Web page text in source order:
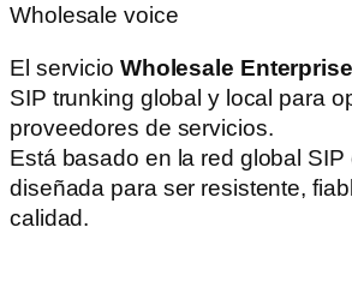
Wholesale voice
El servicio Wholesale
SIP trunking global y local para
proveedores de servicios.
Está basado en la red global SIP
diseñada para ser resistente,
calidad.